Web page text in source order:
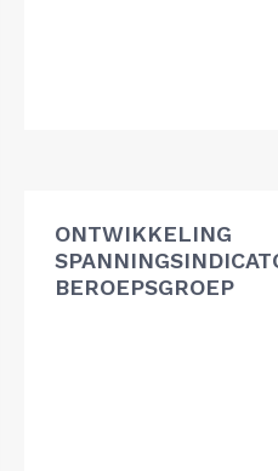
ONTWIKKELING
BEROEPSGROEP